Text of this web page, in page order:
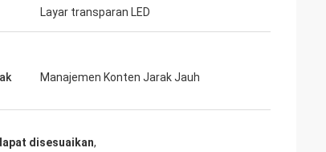
Layar transparan LED
Manajemen Konten Jarak Jauh
disesuaikan,